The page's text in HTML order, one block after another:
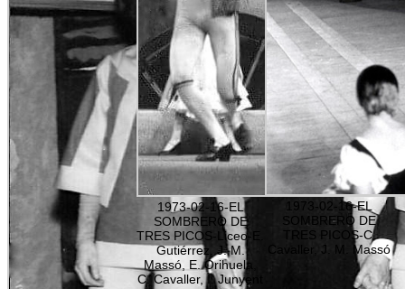
1973-02-16-EL
SOMBRERO DE
TRES PICOS-Liceo-E.
Gutiérrez, J. M.
Massó, E. Orihuela,
C. Cavaller, I. Junyent
1973-02-16-EL
SOMBRERO DE
TRES PICOS-C.
Cavaller, J. M. Massó